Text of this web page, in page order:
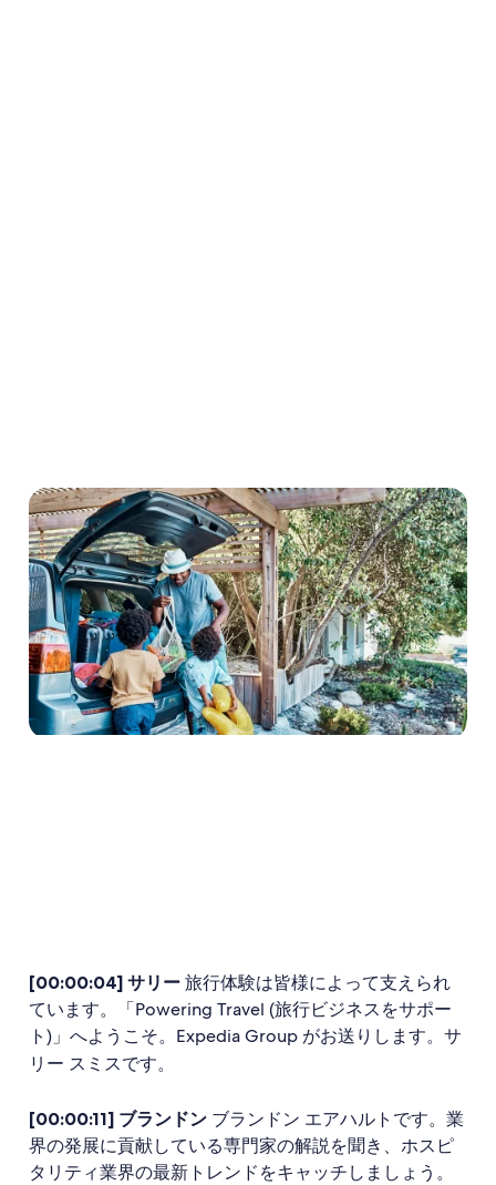
[00:00:04] サリー 旅行体験は皆様によって支えられ
ています。「Powering Travel (旅行ビジネスをサポー
ト)」へようこそ。Expedia Group がお送りします。サ
リー スミスです。
[00:00:11] ブランドン ブランドン エアハルトです。業
界の発展に貢献している専門家の解説を聞き、ホスピ
タリティ業界の最新トレンドをキャッチしましょう。